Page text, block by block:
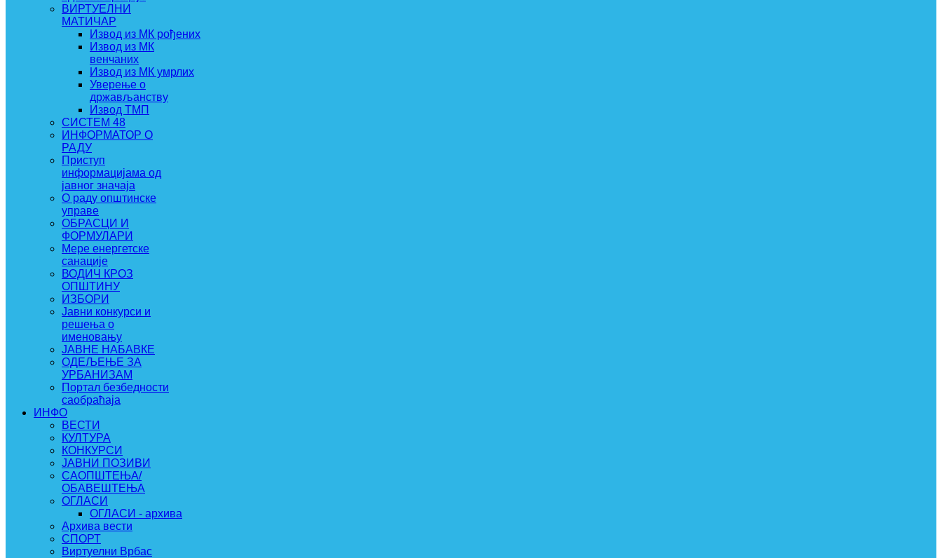
ВИРТУЕЛНИ
МАТИЧАР
Извод из МК рођених
Извод из МК
венчаних
Извод из МК умрлих
Уверење о
држављанству
Извод ТМП
СИСТЕМ 48
ИНФОРМАТОР О
РАДУ
Приступ
информацијама од
јавног значаја
О раду општинске
управе
ОБРАСЦИ И
ФОРМУЛАРИ
Мере енергетске
санације
ВОДИЧ КРОЗ
ОПШТИНУ
ИЗБОРИ
Јавни конкурси и
решења о
именовању
ЈАВНЕ НАБАВКЕ
ОДЕЉЕЊЕ ЗА
УРБАНИЗАМ
Портал безбедности
саобраћаја
ИНФО
ВЕСТИ
КУЛТУРА
КОНКУРСИ
ЈАВНИ ПОЗИВИ
САОПШТЕЊА/
ОБАВЕШТЕЊА
ОГЛАСИ
ОГЛАСИ - архива
Архива вести
СПОРТ
Виртуелни Врбас